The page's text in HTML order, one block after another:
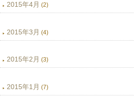
2015年4月 (2)
2015年3月 (4)
2015年2月 (3)
2015年1月 (7)